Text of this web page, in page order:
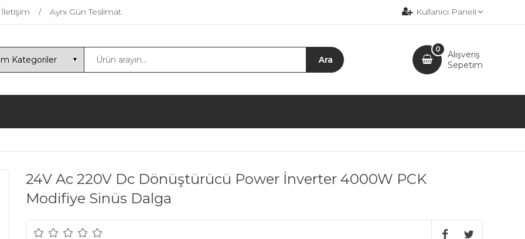
İletişim Aynı Gün Teslimat Kullanıcı Paneli
Alışveriş
Sepetim
0
24V Ac 220V Dc Dönüştürücü Power İnverter 4000W PCK
Modifiye Sinüs Dalga